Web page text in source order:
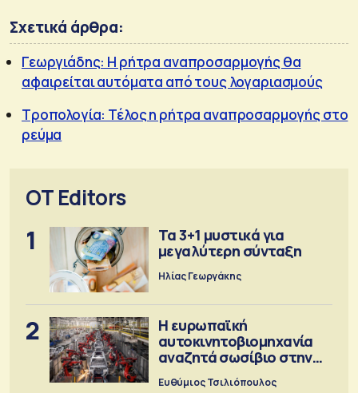
Σχετικά άρθρα:
Γεωργιάδης: Η ρήτρα αναπροσαρμογής θα
αφαιρείται αυτόματα από τους λογαριασμούς
Τροπολογία: Τέλος η ρήτρα αναπροσαρμογής στο
ρεύμα
OT Editors
1
Τα 3+1 μυστικά για
μεγαλύτερη σύνταξη
Ηλίας Γεωργάκης
2
Η ευρωπαϊκή
αυτοκινητοβιομηχανία
αναζητά σωσίβιο στην
Κίνα
Ευθύμιος Τσιλιόπουλος